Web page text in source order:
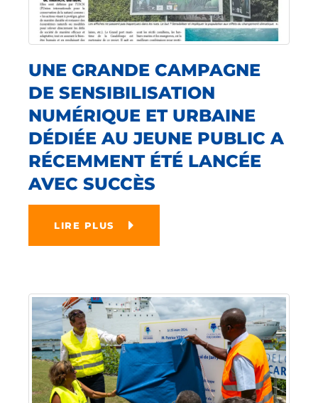
UNE GRANDE CAMPAGNE
DE SENSIBILISATION
NUMÉRIQUE ET URBAINE
DÉDIÉE AU JEUNE PUBLIC A
RÉCEMMENT ÉTÉ LANCÉE
AVEC SUCCÈS
LIRE PLUS